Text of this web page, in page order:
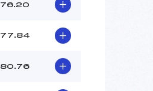
76.20
77.84
80.76